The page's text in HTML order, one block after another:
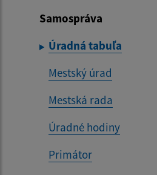
Samospráva
Úradná tabuľa
Mestský úrad
Mestská rada
Úradné hodiny
Primátor